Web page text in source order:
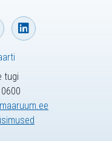
tugi